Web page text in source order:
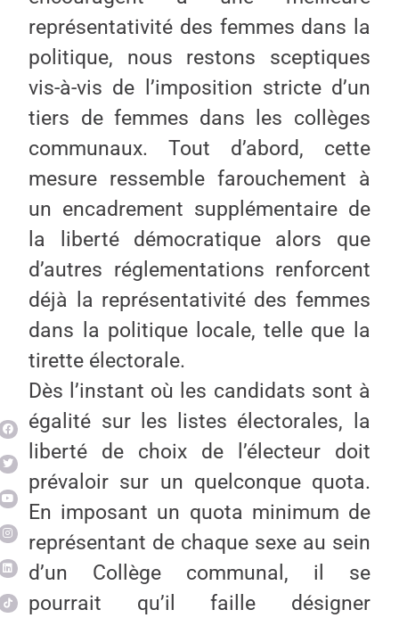
représentativité des femmes dans la
politique, nous restons sceptiques
vis-à-vis de l’imposition stricte d’un
tiers de femmes dans les collèges
communaux. Tout d’abord, cette
mesure ressemble farouchement à
un encadrement supplémentaire de
la liberté démocratique alors que
d’autres réglementations renforcent
déjà la représentativité des femmes
dans la politique locale, telle que la
tirette électorale.
Dès l’instant où les candidats sont à
égalité sur les listes électorales, la
liberté de choix de l’électeur doit
prévaloir sur un quelconque quota.
En imposant un quota minimum de
représentant de chaque sexe au sein
d’un Collège communal, il se
pourrait qu’il faille désigner